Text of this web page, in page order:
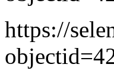
https://